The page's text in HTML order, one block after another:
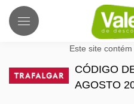
Este site
CÓDIGO
AGOSTO